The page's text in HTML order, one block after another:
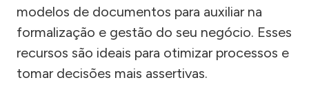
modelos de documentos para auxiliar na
formalização e gestão do seu negócio. Esses
recursos são ideais para otimizar processos e
tomar decisões mais assertivas.